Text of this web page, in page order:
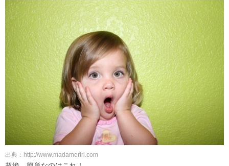
出典：http://www.madameriri.com